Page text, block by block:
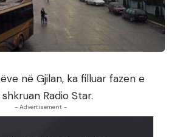
në Gjilan, ka filluar fazen e
Radio Star.
- Advertisement -